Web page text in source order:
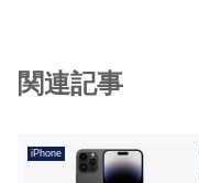
関連記事
iPhone